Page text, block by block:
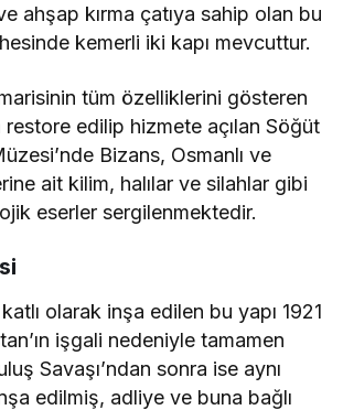
ahşap kırma çatıya sahip olan bu
kemerli iki kapı mevcuttur.
tüm özelliklerini gösteren
restore edilip hizmete açılan Söğüt
Bizans, Osmanlı ve
ait kilim, halılar ve silahlar gibi
eserler sergilenmektedir.
katlı olarak inşa edilen bu yapı 1921
işgali nedeniyle tamamen
Savaşı’ndan sonra ise aynı
edilmiş, adliye ve buna bağlı